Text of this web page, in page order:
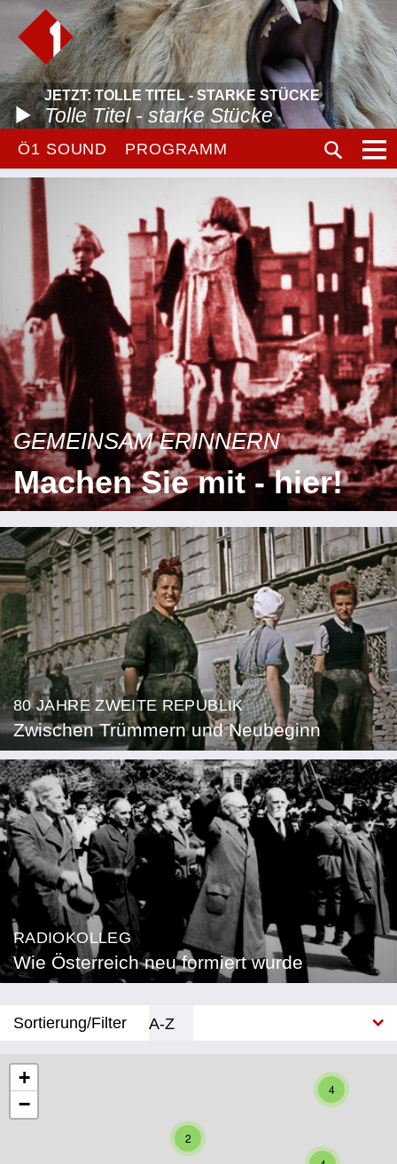
JETZT: TOLLE TITEL - STARKE STÜCKE
Tolle Titel - starke Stücke
Ö1 SOUND PROGRAMM
GEMEINSAM ERINNERN
Machen Sie mit - hier!
80 JAHRE ZWEITE REPUBLIK
Zwischen Trümmern und Neubeginn
RADIOKOLLEG
Wie Österreich neu formiert wurde
Sortierung/Filter
A-Z
Burgenland
2
4
+
−